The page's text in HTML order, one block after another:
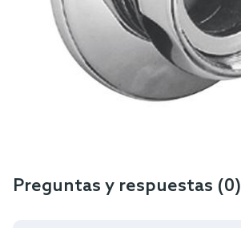
Preguntas y respuestas (0)